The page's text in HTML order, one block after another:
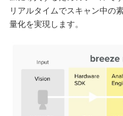
リアルタイムでスキャン中の
量化を実現します。